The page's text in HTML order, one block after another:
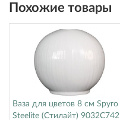
Похожие товары
Ваза для цветов 8 см Spyro
Steelite (Стилайт) 9032C742